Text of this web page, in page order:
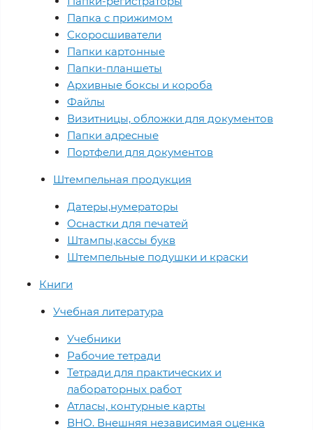
Папка с прижимом
Скоросшиватели
Папки картонные
Папки-планшеты
Архивные боксы и короба
Файлы
Визитницы, обложки для документов
Папки адресные
Портфели для документов
Штемпельная продукция
Датеры,нумераторы
Оснастки для печатей
Штампы,кассы букв
Штемпельные подушки и краски
Книги
Учебная литература
Учебники
Рабочие тетради
Тетради для практических и
лабораторных работ
Атласы, контурные карты
ВНО. Внешняя независимая оценка